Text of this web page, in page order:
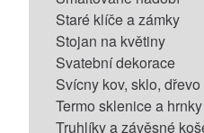
Staré klíče a zámky
Stojan na květiny
Svatební dekorace
Svícny kov, sklo, dřevo
Termo sklenice a hrnky
Truhlíky a závěsné